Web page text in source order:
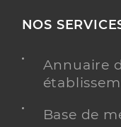
NOS
Annuaire
Base de